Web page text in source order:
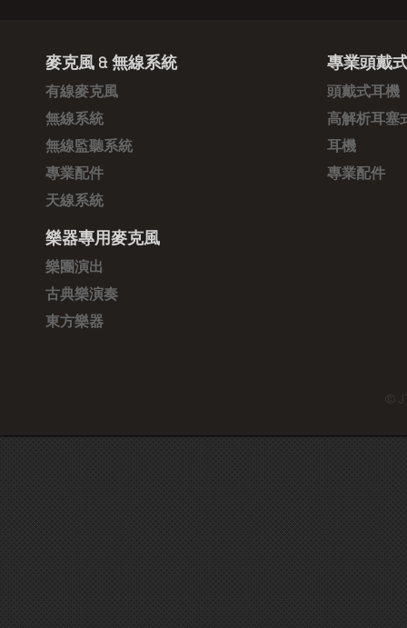
麥克風 & 無線系統
有線麥克風
無線系統
無線監聽系統
專業配件
天線系統
樂器專用麥克風
樂團演出
古典樂演奏
東方樂器
專業頭戴
頭戴式耳機
高解析耳塞
耳機
專業配件